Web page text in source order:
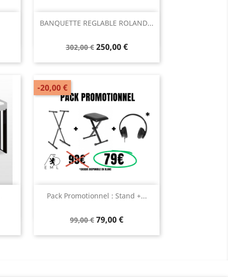
BANQUETTE REGLABLE ROLAND...
302,00 € 250,00 €
Aperçu rapide
Pack Promotionnel : Stand +...
99,00 € 79,00 €
-20,00 €
Aperçu rapide